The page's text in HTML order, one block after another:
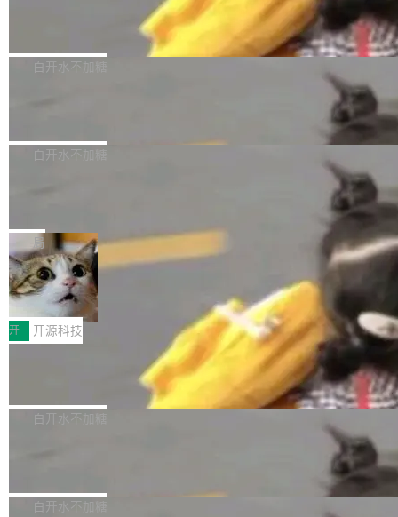
的出海增长布局。 华为终端云业务商业化销售负
责人在开场致辞中表示，游戏开发者的核心诉求
已不再是“多一个投放渠道”，而是一套能够持续
高质量游戏...
产品，B850 AORUS ELITE X3D延续技嘉在X3
D平台优化上的技术积累，旨在为游戏玩家带来
更稳定、更高效的装机选择。 B850 AORUS ELI
式2.0，可根据不同使用场景释放处理器潜力，
Zadig v5.0 发布：AI 发布专员与 AI 审
我们团队这几天最大的卡点不是 AI 写得不够
好，是 AI 写得太好了。 好到审查排期从两天的
过 1528 名开发者，85% 说 AI 把瓶颈从写代码
白开水不加糖
数据库，有一个图形后端。作为一个原生的 Gra
布，具体更新内容包括： feat(zero)：Zero 现
支持 --security superflag（token=...;whitelist
=...），与 Alpha 版本的格式一致，并据此对其
管理 HTTP 端点进行授权。 <blockquote> <p>
<span><strong>警告：</strong>&nbsp;Zero
的 admin ...
白开水不加糖
块钱的玩意儿——一根小竹签，一个竹筒，一头
系着涂了松香的线。甩起来，竹膜震动，发出“哇
——哇”的蝉鸣声。实物越来越难找了，有开发者
把它做成了 Web 玩具，放在 zhuzhiliao.imsai.c
c 上，并在 GitHub 开源。 玩法很简单：按住屏
幕画圈，或者直接甩手机。页面会实时显示转速
（圈/秒），声音来自真实竹知了录音的 1.72 秒
采样，无缝循环。音频解码失败时，还有一套合
成兜底——锯齿波振荡器模拟脉冲，并联带通共
局
30倍效率升级：解锁医学影像数据要素
价值化的真实路径
完成一例腹部CT影像标注，张医生过去需要约1
20个小时。他必须在数百张连续影像上，一笔一
笔勾画边界，一层一层识别肌肉组织。如今，使
用东软飞标医学影像标注平台，同样的工作缩短
至4小时，效率提升30倍。 这组数字背后，改变
的不只是速度，而是把医学影像转化为AI能力的
正，才能成为机器能理解的高质量数据。医学影
开 开源科技
Apache Dubbo-go v3.3.2 正式发布
这个版本面向生产环境，重心在内核稳定性。我
们彻底收敛了旧配置体系，扩展了 Triple 协议与
白开水不加糖
理工具。它可以查看，转换，编辑和分类所有主
白开水不加糖